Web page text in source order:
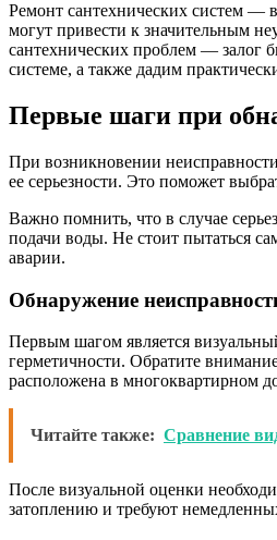
Ремонт сантехнических систем —
могут привести к значительным
сантехнических проблем — залог
системе, а также дадим
Первые шаги при
При возникновении
ее серьезности. Это поможет
Важно помнить, что в случае
подачи воды. Не стоит пытаться
аварии.
Обнаружение
Первым шагом является
герметичности. Обратите
расположена в многоквартирном
Читайте также: Сравнение
После визуальной оценки
затоплению и требуют